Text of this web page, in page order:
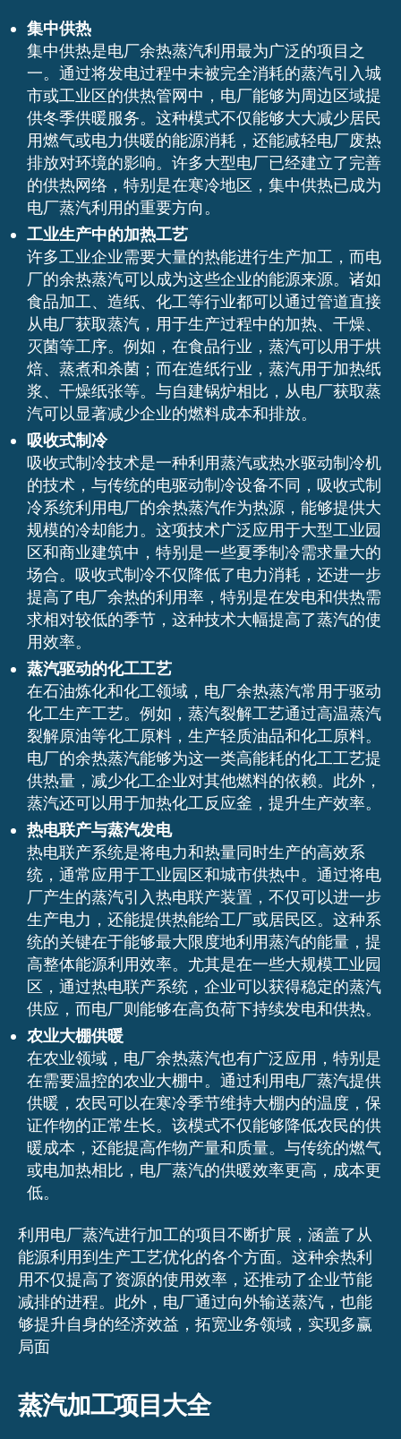
集中供热
集中供热是电厂余热蒸汽利用最为广泛的项目之
一。通过将发电过程中未被完全消耗的蒸汽引入城
市或工业区的供热管网中，电厂能够为周边区域提
供冬季供暖服务。这种模式不仅能够大大减少居民
用燃气或电力供暖的能源消耗，还能减轻电厂废热
排放对环境的影响。许多大型电厂已经建立了完善
的供热网络，特别是在寒冷地区，集中供热已成为
电厂蒸汽利用的重要方向。
工业生产中的加热工艺
许多工业企业需要大量的热能进行生产加工，而电
厂的余热蒸汽可以成为这些企业的能源来源。诸如
食品加工、造纸、化工等行业都可以通过管道直接
从电厂获取蒸汽，用于生产过程中的加热、干燥、
灭菌等工序。例如，在食品行业，蒸汽可以用于烘
焙、蒸煮和杀菌；而在造纸行业，蒸汽用于加热纸
浆、干燥纸张等。与自建锅炉相比，从电厂获取蒸
汽可以显著减少企业的燃料成本和排放。
吸收式制冷
吸收式制冷技术是一种利用蒸汽或热水驱动制冷机
的技术，与传统的电驱动制冷设备不同，吸收式制
冷系统利用电厂的余热蒸汽作为热源，能够提供大
规模的冷却能力。这项技术广泛应用于大型工业园
区和商业建筑中，特别是一些夏季制冷需求量大的
场合。吸收式制冷不仅降低了电力消耗，还进一步
提高了电厂余热的利用率，特别是在发电和供热需
求相对较低的季节，这种技术大幅提高了蒸汽的使
用效率。
蒸汽驱动的化工工艺
在石油炼化和化工领域，电厂余热蒸汽常用于驱动
化工生产工艺。例如，蒸汽裂解工艺通过高温蒸汽
裂解原油等化工原料，生产轻质油品和化工原料。
电厂的余热蒸汽能够为这一类高能耗的化工工艺提
供热量，减少化工企业对其他燃料的依赖。此外，
蒸汽还可以用于加热化工反应釜，提升生产效率。
热电联产与蒸汽发电
热电联产系统是将电力和热量同时生产的高效系
统，通常应用于工业园区和城市供热中。通过将电
厂产生的蒸汽引入热电联产装置，不仅可以进一步
生产电力，还能提供热能给工厂或居民区。这种系
统的关键在于能够最大限度地利用蒸汽的能量，提
高整体能源利用效率。尤其是在一些大规模工业园
区，通过热电联产系统，企业可以获得稳定的蒸汽
供应，而电厂则能够在高负荷下持续发电和供热。
农业大棚供暖
在农业领域，电厂余热蒸汽也有广泛应用，特别是
在需要温控的农业大棚中。通过利用电厂蒸汽提供
供暖，农民可以在寒冷季节维持大棚内的温度，保
证作物的正常生长。该模式不仅能够降低农民的供
暖成本，还能提高作物产量和质量。与传统的燃气
或电加热相比，电厂蒸汽的供暖效率更高，成本更
低。
利用电厂蒸汽进行加工的项目不断扩展，涵盖了从
能源利用到生产工艺优化的各个方面。这种余热利
用不仅提高了资源的使用效率，还推动了企业节能
减排的进程。此外，电厂通过向外输送蒸汽，也能
够提升自身的经济效益，拓宽业务领域，实现多赢
局面
蒸汽加工项目大全